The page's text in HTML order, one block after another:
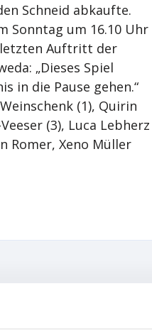
Schneid abkaufte.
Sonntag um 16.10 Uhr
letzten Auftritt der
„Dieses Spiel
in die Pause gehen.“
(1), Quirin
(3), Luca Lebherz
Romer, Xeno Müller